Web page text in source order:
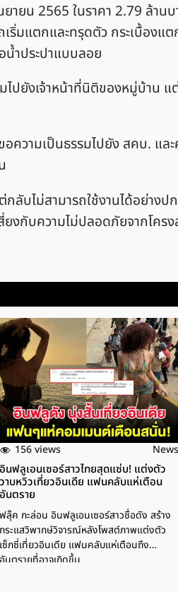
ายน 2565 ในราคา 2.79 ล้าน
ริ่มแตกและทรุดตัว กระเบื้องแ
น้ำประปาแบบลอย
ไปยังเจ้าหน้าที่นิติของหมู่บ้าน
ความเป็นธรรมไปยัง สคบ. แ
ลับไม่สามารถใช้งานได้อย่างป
งกับความไม่ปลอดภัยจากโคร
156 views News
อินฟลูเอนเซอร์สาวไทยสุดแซ่บ! แต่งตัว
วาบหวิวเที่ยวอินเดีย แฟนคลับแห่เตือน
อันตราย
ฟลุ๊ค กะล่อน อินฟลูเอนเซอร์สาวชื่อดัง สร้าง
กระแสวิพากษ์วิจารณ์หลังโพสต์ภาพแต่งตัว
เซ็กซี่เที่ยวอินเดีย แฟนคลับแห่เตือนถึง
อันตรายที่อาจเกิดขึ้น